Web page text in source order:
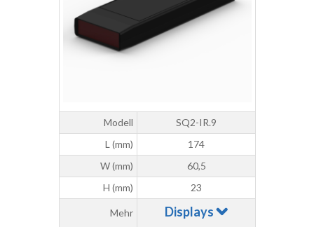
Modell
SQ2-IR.9
L (mm)
174
W (mm)
60,5
H (mm)
23
Mehr Displays